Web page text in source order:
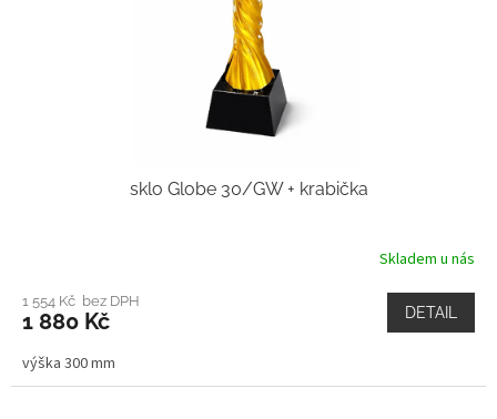
sklo Globe 30/GW + krabička
Skladem u nás
1 554 Kč bez DPH
1 880 Kč DETAIL
výška 300 mm